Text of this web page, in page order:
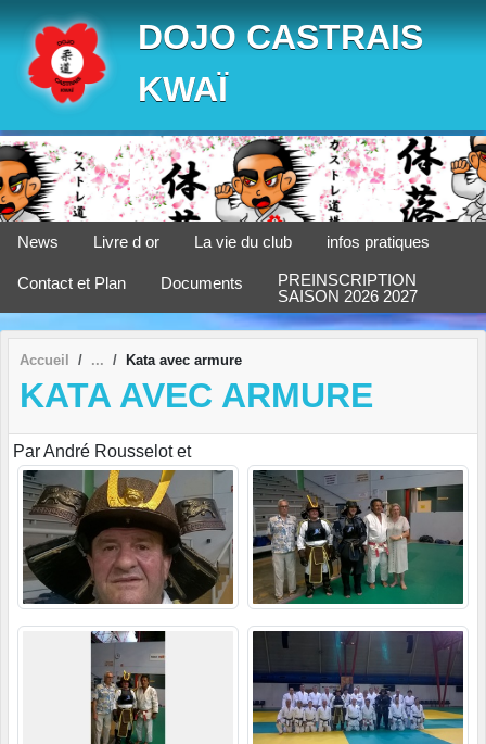
DOJO CASTRAIS
KWAÏ
News Livre d or La vie du club infos pratiques
Contact et Plan Documents
PREINSCRIPTION
SAISON 2026 2027
Accueil Kata avec armure
KATA AVEC ARMURE
Par André Rousselot et
Panneau de gestion des cookies